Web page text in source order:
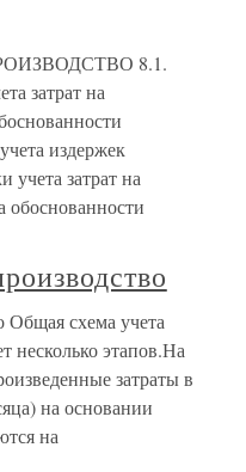
8.1.
затрат на
издержек
учета затрат на
обоснованности
Общая схема учета
несколько этапов.На
затраты в
на основании
на